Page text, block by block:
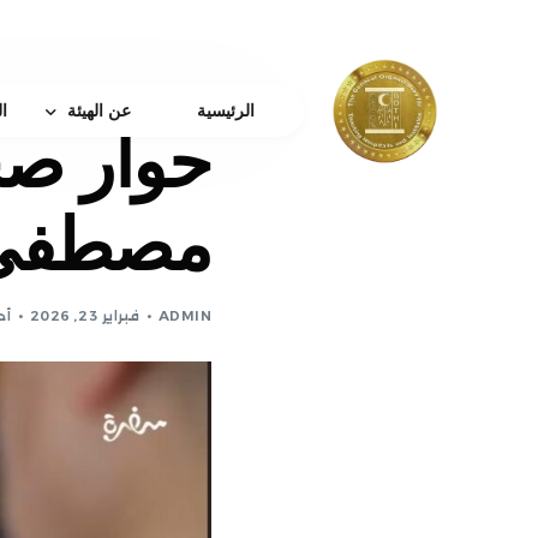
الرئيسية عن الهيئة
من نحن
كلمة رئيس الهيئة
الهيكل الإدارى
بروتوكولات التعاون
جائزة النشر الدولية
نبذه عن دعم الباحثين
حوار
مصطفى
ADMIN فبراير 23, 2026